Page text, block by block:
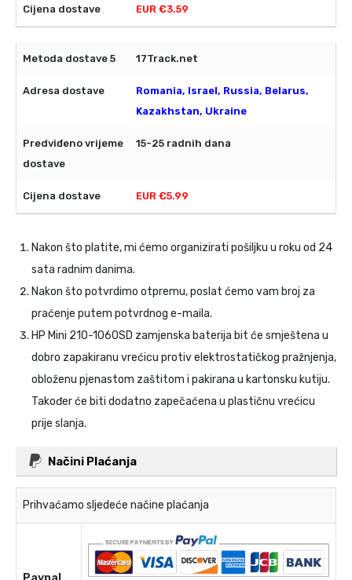
EUR €3.59
17Track.net
Romania, Israel, Russia, Belarus,
Kazakhstan, Ukraine
15-25 radnih dana
EUR €5.99
Nakon što platite, mi ćemo organizirati pošiljku u roku od 24
sata radnim danima.
Nakon što potvrdimo otpremu, poslat ćemo vam broj za
praćenje putem potvrdnog e-maila.
HP Mini 210-1060SD zamjenska baterija bit će smještena u
dobro zapakiranu vrećicu protiv elektrostatičkog pražnjenja,
obloženu pjenastom zaštitom i pakirana u kartonsku kutiju.
Također će biti dodatno zapečaćena u plastičnu vrećicu
prije slanja.
Načini Plaćanja
Prihvaćamo sljedeće načine plaćanja